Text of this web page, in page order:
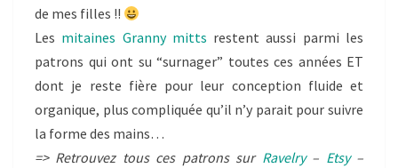
de mes filles !!
Les mitaines Granny mitts restent aussi parmi les
patrons qui ont su “surnager” toutes ces années ET
dont je reste fière pour leur conception fluide et
organique, plus compliquée qu’il n’y parait pour suivre
la forme des mains…
=> Retrouvez tous ces patrons sur Ravelry– Etsy–